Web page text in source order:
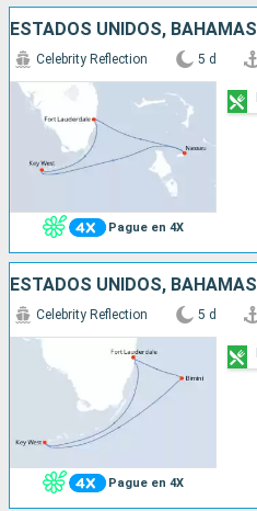
ESTADOS UNIDOS, BAHAMAS
Pague en 4X
Celebrity Reflection 5 d
ESTADOS UNIDOS, BAHAMAS
Pague en 4X
Celebrity Reflection 5 d